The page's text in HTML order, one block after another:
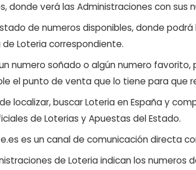
donde verá las Administraciones con sus
de numeros disponibles, donde
Loteria correspondiente.
numero soñado o algún numero
el punto de venta que lo tiene para que
localizar, buscar Loteria en España y
de Loterias y Apuestas del Estado.
es un canal de comunicación directa
de Loteria indican los numeros